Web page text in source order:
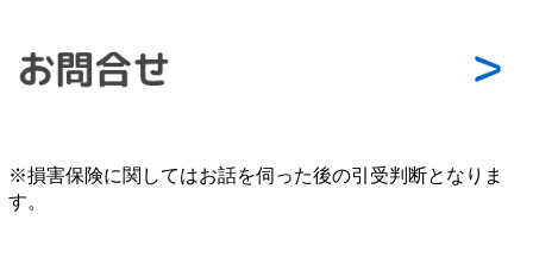
※損害保険に関してはお話を伺った後の引受判断となりま
す。